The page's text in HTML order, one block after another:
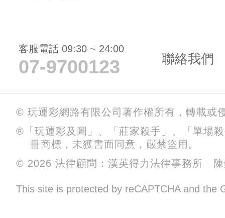
客服電話 09:30 ~ 24:00
07-9700123 聯絡我們
© 玩運彩網路有限公司著作權所有，轉載或
®「玩運彩及圖」、「莊家殺手」、「單場
冊商標，未獲書面同意，嚴禁盜用。
© 2026 法律顧問：漢英得力法律事務所 陳
This site is protected by reCAPTCHA and the